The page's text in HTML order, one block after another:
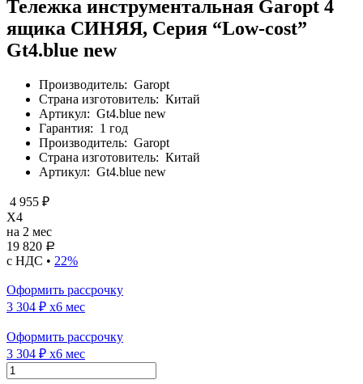
Тележка инструментальная Garopt 4
ящика СИНЯЯ, Серия “Low-cost”
Gt4.blue new
Производитель: Garopt
Страна изготовитель: Китай
Артикул: Gt4.blue new
Гарантия: 1 год
Производитель: Garopt
Страна изготовитель: Китай
Артикул: Gt4.blue new
4 955 ₽
X4
на 2 мес
19 820 Р
с НДС • 22%
Оформить рассрочку
3 304 ₽ x6 мес
Оформить рассрочку
3 304 ₽ x6 мес